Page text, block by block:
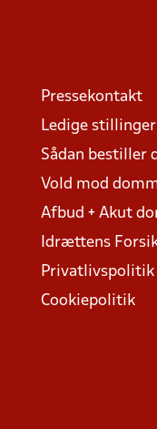
Pressekontakt
Ledige stillinger
Sådan bestiller
Vold mod
Afbud + Akut
Idrættens
Privatlivspolitik
Cookiepolitik